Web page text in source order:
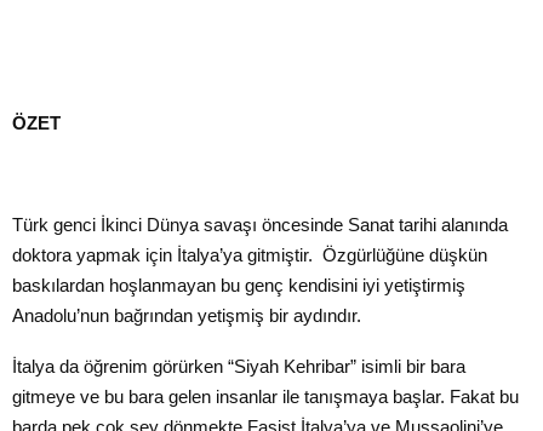
ÖZET
Türk genci İkinci Dünya savaşı öncesinde Sanat tarihi alanında
doktora yapmak için İtalya’ya gitmiştir. Özgürlüğüne düşkün
baskılardan hoşlanmayan bu genç kendisini iyi yetiştirmiş
Anadolu’nun bağrından yetişmiş bir aydındır.
İtalya da öğrenim görürken “Siyah Kehribar” isimli bir bara
gitmeye ve bu bara gelen insanlar ile tanışmaya başlar. Fakat bu
barda pek çok şey dönmekte Faşist İtalya’ya ve Mussaolini’ye